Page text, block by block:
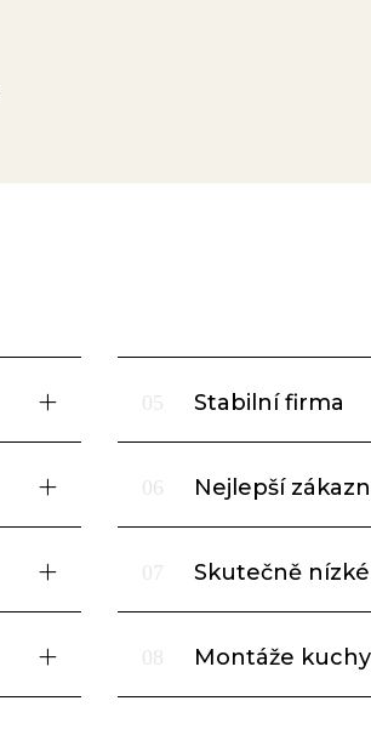
05 Stabilní firma
06 Nejlepší
07 Skutečně
08 Montáže